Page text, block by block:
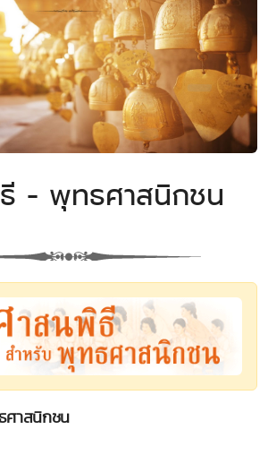
- พุทธศาสนิกชน
ศาสนิกชน